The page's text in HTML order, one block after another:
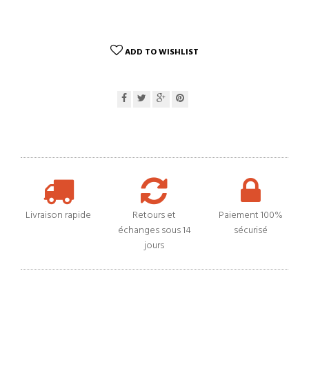
ADD TO WISHLIST
Livraison rapide
Retours et
échanges sous 14
jours
Paiement 100%
sécurisé